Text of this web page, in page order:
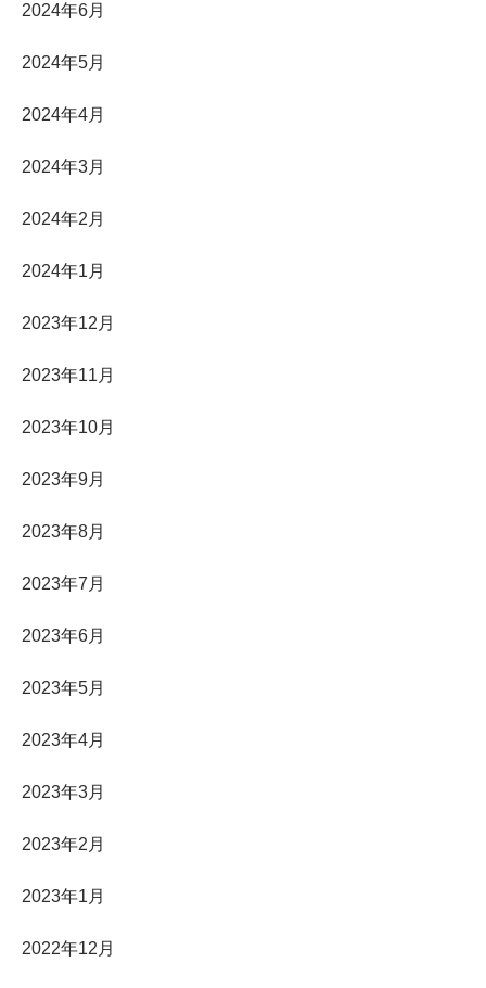
2024年6月
2024年5月
2024年4月
2024年3月
2024年2月
2024年1月
2023年12月
2023年11月
2023年10月
2023年9月
2023年8月
2023年7月
2023年6月
2023年5月
2023年4月
2023年3月
2023年2月
2023年1月
2022年12月